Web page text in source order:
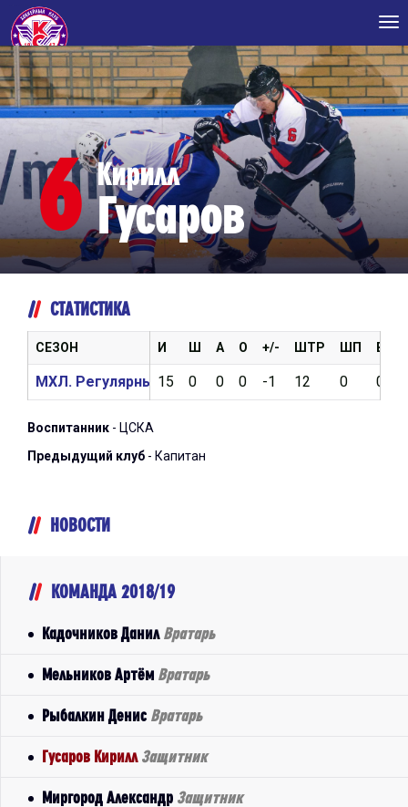
6 Кирилл
Гусаров
СТАТИСТИКА
И Ш А О +/- ШТР ШП ВБР
15 0 0 0 -1 12 0 0
СЕЗОН
МХЛ. Регулярный чемпионат 2018/2019
Воспитанник - ЦСКА
Предыдущий клуб - Капитан
НОВОСТИ
КОМАНДА 2018/19
Кадочников Данил Вратарь
Мельников Артём Вратарь
Рыбалкин Денис Вратарь
Гусаров Кирилл Защитник
Миргород Александр Защитник